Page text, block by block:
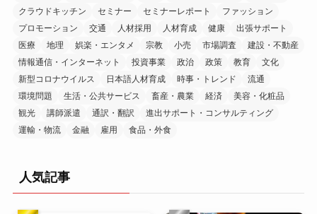
クラウドキッチン
セミナー セミナーレポート
ファッション
プロモーション
交通 人材採用 人材育成 健康
出張サポート
医療
地理 娯楽・エンタメ 宗教 小売 市場調査
建設・不動産
情報通信・インターネット
投資事業 政治 政策 教育
文化
新型コロナウイルス
日本語人材育成 時事・トレンド
流通
環境問題
生活・公共サービス 畜産・農業 経済
美容・化粧品
観光
講師派遣 通訳・翻訳
進出サポート・コンサルティング
運輸・物流
金融 雇用 食品・外食
人気記事